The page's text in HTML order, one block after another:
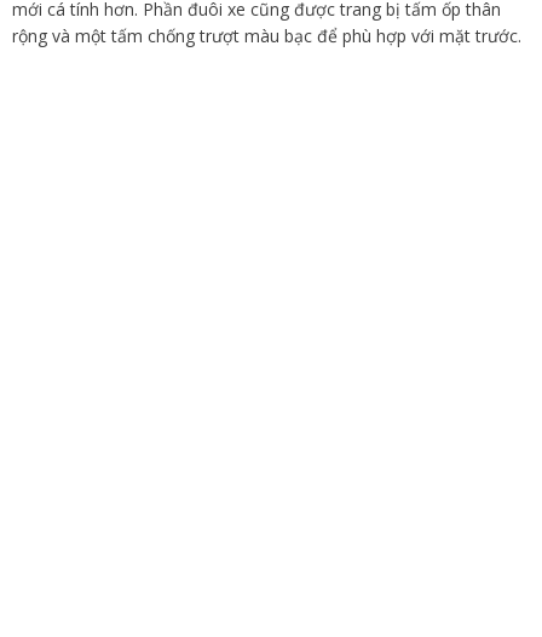
mới cá tính hơn. Phần đuôi xe cũng được trang bị tấm ốp thân
rộng và một tấm chống trượt màu bạc để phù hợp với mặt trước.